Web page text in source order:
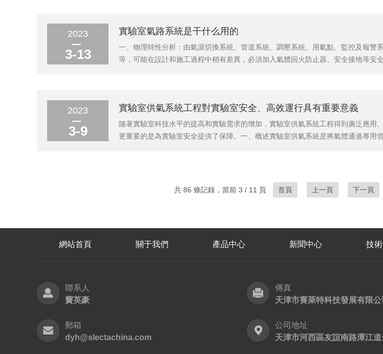
2023
3-13
實驗室氣路系統是干什么用的
一、物理特性分析：由氣源切換系統、管道系統、調壓系統、用氣點、監控及報警
等，可能在設計和施工過程中稍有差異，必須加入氣體回火防止器、安全接地等安
2023
3-9
實驗室供氣系統工程對實驗室安全、高效運行具有重要意義
隨著實驗室科技水平的提高和實驗需求的增加，實驗室供氣系統工程得到廣泛應用
更重要的是為實驗室安全提供了保障。一、概述實驗室供氣系統是將氣體通過專用
共 86 條記錄，當前 3 / 11 頁 首頁 上一頁 下一頁
網站首頁 關于我們 產品中心 新聞中心 技
聯系人
竇英豪
傳真
天津市賽萊特科技發展有限公
郵箱
dyh@slectachina.com
公司地址
天津市河西區友誼南路潭江